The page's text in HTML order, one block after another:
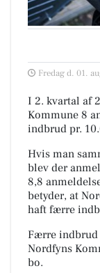
Fredag d. 01.
I 2. kvartal af
Kommune 8
indbrud pr.
Hvis man
blev der
8,8
betyder, at
haft færre
Færre indbrud
Nordfyns
bo.